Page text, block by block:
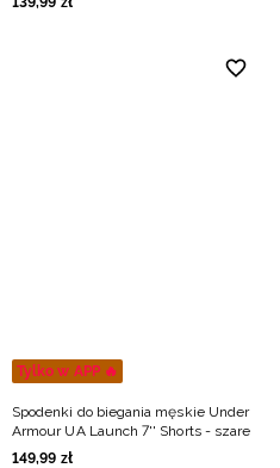
Tylko w APP 🔥
Spodenki do biegania męskie Under
Armour UA Launch 7'' Shorts - szare
149,99 zł